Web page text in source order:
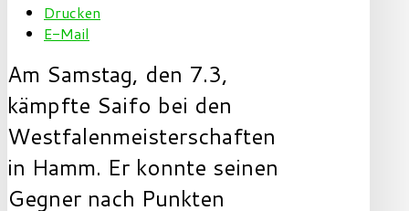
Drucken
E-Mail
Am Samstag, den 7.3,
kämpfte Saifo bei den
Westfalenmeisterschaften
in Hamm. Er konnte seinen
Gegner nach Punkten